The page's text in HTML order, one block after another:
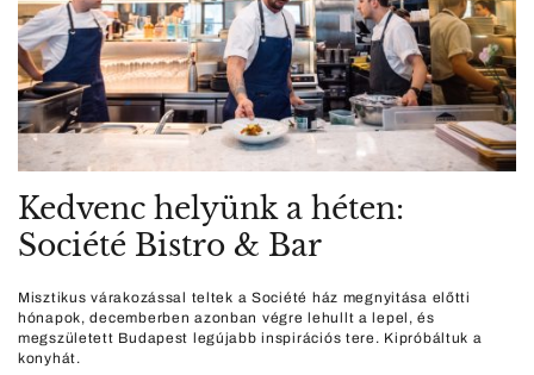
Kedvenc helyünk a héten:
Société Bistro & Bar
Misztikus várakozással teltek a Société ház megnyitása előtti
hónapok, decemberben azonban végre lehullt a lepel, és
megszületett Budapest legújabb inspirációs tere. Kipróbáltuk a
konyhát.